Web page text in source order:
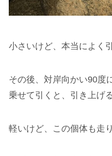
小さいけど、本当によく
その後、対岸向かい90度
乗せて引くと、引き上げ
軽いけど、この個体も走